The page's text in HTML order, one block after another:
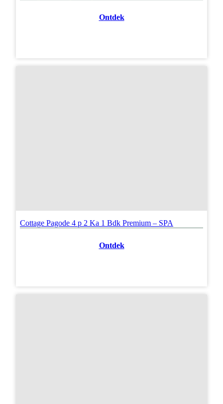
Ontdek
Cottage Pagode 4 p 2 Ka 1 Bdk Premium – SPA
Ontdek